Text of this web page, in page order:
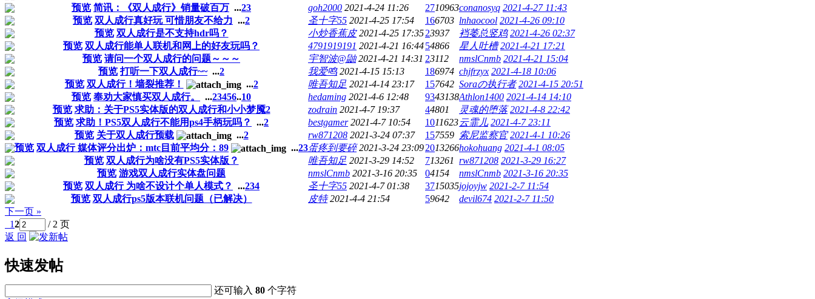
预览 简讯：《双人成行》销量破百万 ...23 goh2000 2021-4-24 11:26 2710963conanosyq 2021-4-27 11:43
预览 双人成行真好玩 可惜朋友不给力 ...2 圣十字55 2021-4-25 17:54 166703 lnhaocool 2021-4-26 09:10
预览 双人成行是不支持hdr吗？ 小炒香蕉皮 2021-4-25 17:3523937 裆萎总竖鸡 2021-4-26 02:37
预览 双人成行能单人联机和网上的好友玩吗？ 4791919191 2021-4-21 16:4454866 星人吐槽 2021-4-21 17:21
预览 请问一个双人成行的问题～～～ 宇智波@鼬 2021-4-21 14:31 23112 nmslCnmb 2021-4-21 15:04
预览 打听一下双人成行~~ ...2 我爱鸣 2021-4-15 15:13 186974 chjfrzyx 2021-4-18 10:06
预览 双人成行！墙裂推荐！ ...2 唯吾知足 2021-4-14 23:17 157642 Soraの执行者 2021-4-15 20:51
预览 奉劝大家慎买双人成行。 ...23456..10 hedaming 2021-4-6 12:48 9343138Athlon1400 2021-4-14 14:10
预览 求助：关于PS5实体版的双人成行和小小梦魇2 zodrain 2021-4-7 19:37 44801 灵魂的堕落 2021-4-8 22:42
预览 求助！PS5双人成行不能用ps4手柄玩吗？ ...2 bestgamer 2021-4-7 10:54 1011623云霏儿 2021-4-7 23:11
预览 关于双人成行预载 ...2 rw871208 2021-3-24 07:37 157559 索尼监察官 2021-4-1 10:26
预览 双人成行 媒体评分出炉：mtc目前平均分：89 ...23蛋疼到要碎 2021-3-24 23:092013266hokohuang 2021-4-1 08:05
预览 双人成行为啥没有PS5实体版？ 唯吾知足 2021-3-29 14:52 713261 rw871208 2021-3-29 16:27
预览 游戏双人成行实体盘问题 nmslCnmb 2021-3-16 20:35 04154 nmslCnmb 2021-3-16 20:35
预览 双人成行 为啥不设计个单人模式？ ...234 圣十字55 2021-4-7 01:38 3715035jojoyjw 2021-2-7 11:54
预览 双人成行ps5版本联机问题（已解决） 皮特 2021-4-4 21:54 59642 devil674 2021-2-7 11:50
下一页 »
12
/ 2 页
返 回
快速发帖
还可输入80 个字符